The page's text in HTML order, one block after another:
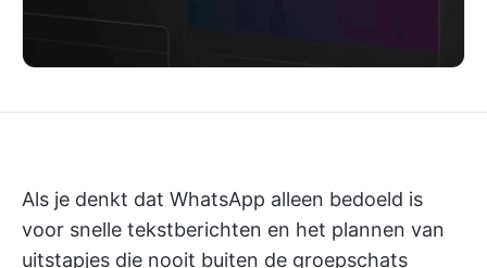
Als je denkt dat WhatsApp alleen bedoeld is
voor snelle tekstberichten en het plannen van
uitstapjes die nooit buiten de groepschats